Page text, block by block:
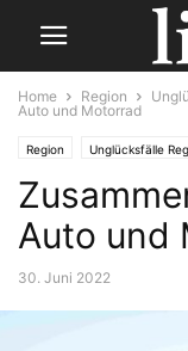
Home Region
Auto und Motorrad
Region Unglücksfälle
Auto und
30. Juni 2022